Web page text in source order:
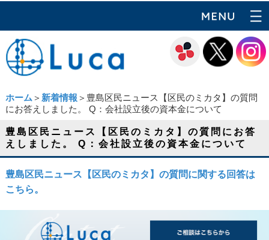
ホーム ＞ 新着情報 ＞豊島区民ニュース【区民のミカタ】の質問
にお答えしました。 Q：会社設立後の資本金について
豊島区民ニュース【区民のミカタ】の質問にお答
えしました。 Q：会社設立後の資本金について
豊島区民ニュース【区民のミカタ】の質問に関する回答は
こちら。